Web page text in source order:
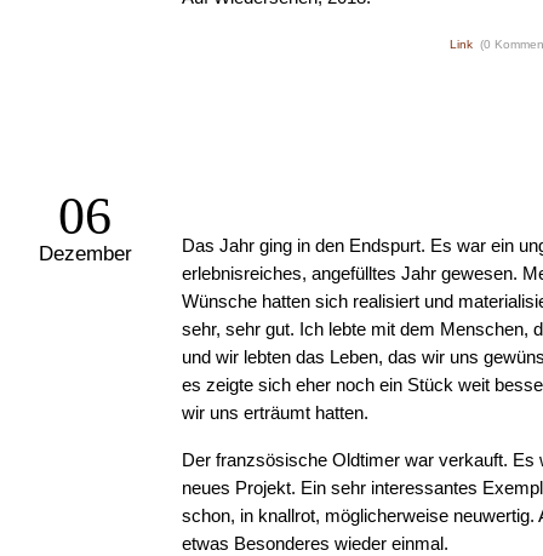
Link (0
06
Dezember
Das Jahr ging in den Endspurt. Es war ein
erlebnisreiches, angefülltes Jahr gewesen.
Wünsche hatten sich realisiert und
sehr, sehr gut. Ich lebte mit dem Menschen,
und wir lebten das Leben, das wir uns
es zeigte sich eher noch ein Stück weit
wir uns erträumt hatten.
Der franzsösische Oldtimer war verkauft. Es
neues Projekt. Ein sehr interessantes
schon, in knallrot, möglicherweise neuwertig.
etwas Besonderes wieder einmal.